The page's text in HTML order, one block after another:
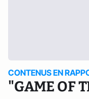
CONTENUS EN
"GAME OF